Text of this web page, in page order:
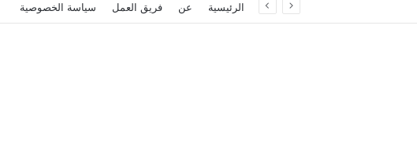
الرئيسية عن فريق العمل سياسة الخصوصية